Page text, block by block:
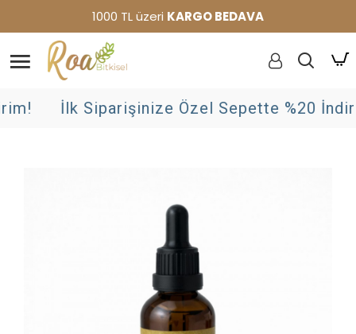
1000 TL üzeri KARGO BEDAVA
İlk Siparişinize Özel Sepette %20